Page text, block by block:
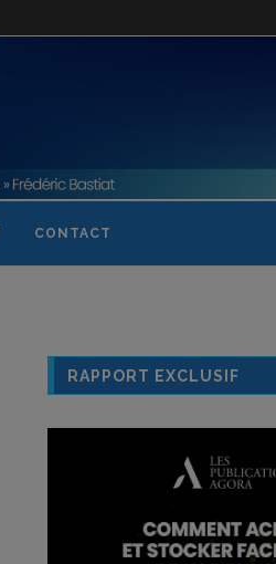
CONTACT
RAPPORT EXCLUSIF